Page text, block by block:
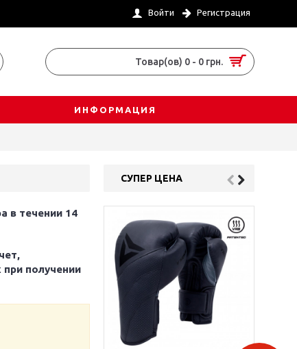
Войти Регистрация
Товар(ов) 0 - 0 грн.
ИНФОРМАЦИЯ
СУПЕР ЦЕНА
в течении 14
получении